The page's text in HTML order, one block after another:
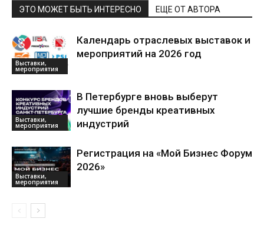
ЭТО МОЖЕТ БЫТЬ ИНТЕРЕСНО ЕЩЕ ОТ АВТОРА
Выставки,
мероприятия
Календарь отраслевых выставок и
мероприятий на 2026 год
Выставки,
мероприятия
В Петербурге вновь выберут
лучшие бренды креативных
индустрий
Выставки,
мероприятия
Регистрация на «Мой Бизнес Форум
2026»